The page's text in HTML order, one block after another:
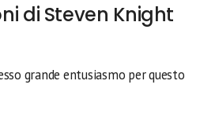
di Steven Knight
grande entusiasmo per questo